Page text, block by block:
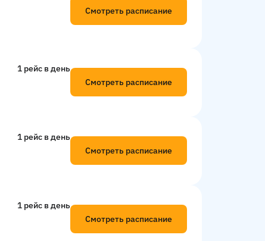
Смотреть расписание
1 рейс в день
Смотреть расписание
1 рейс в день
Смотреть расписание
1 рейс в день
Смотреть расписание